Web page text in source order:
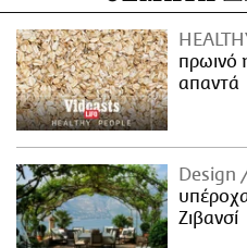
πρωινό
απαντά
Design
Ζιβανσί